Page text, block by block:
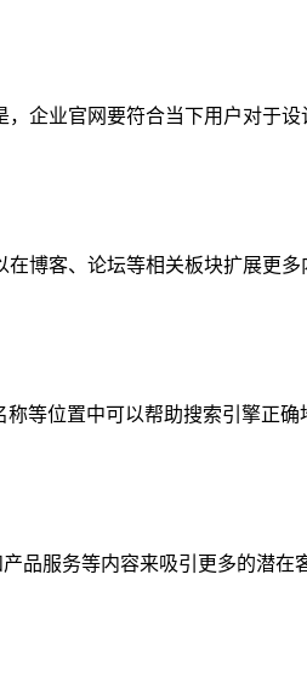
企业官网要符合当下用户对于
博客、论坛等相关板块扩展更
称等位置中可以帮助搜索引擎正
品服务等内容来吸引更多的潜在